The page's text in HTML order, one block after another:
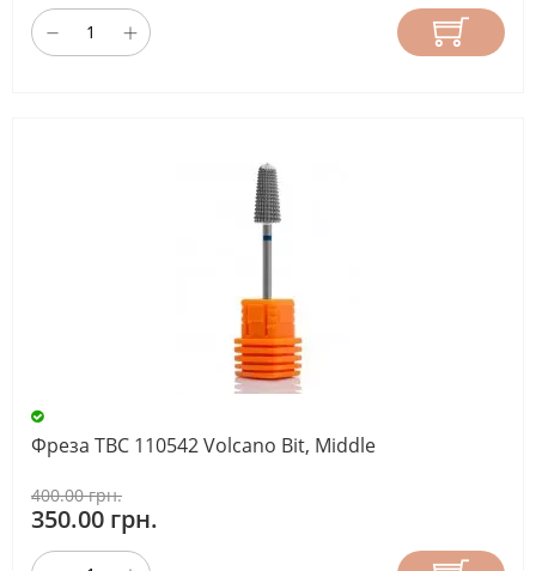
Фреза ТВС 110542 Volcano Bit, Middle
400.00 грн.
350.00 грн.